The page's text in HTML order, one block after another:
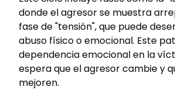
donde el agresor se muestra
fase de "tensión", que puede
abuso físico o emocional. Este
dependencia emocional en la
espera que el agresor cambie y
mejoren.